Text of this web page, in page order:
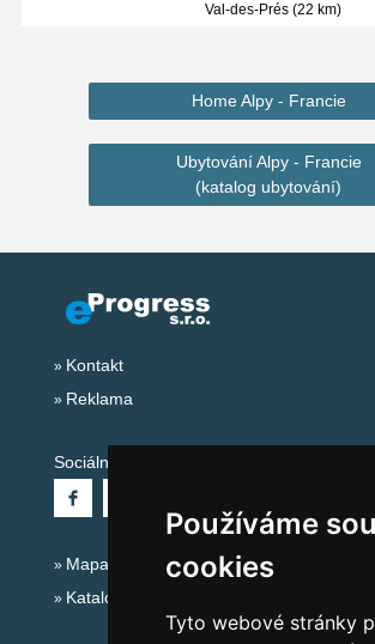
Používáme
cookies
Tyto webové stránky
Val-des-Prés (22 km)
Home Alpy - Francie
Ubytování Alpy - Francie
(katalog ubytování)
Kontakt
Reklama
Sociální sítě:
Mapa serveru Alpy - Francie
Katalog ubytování